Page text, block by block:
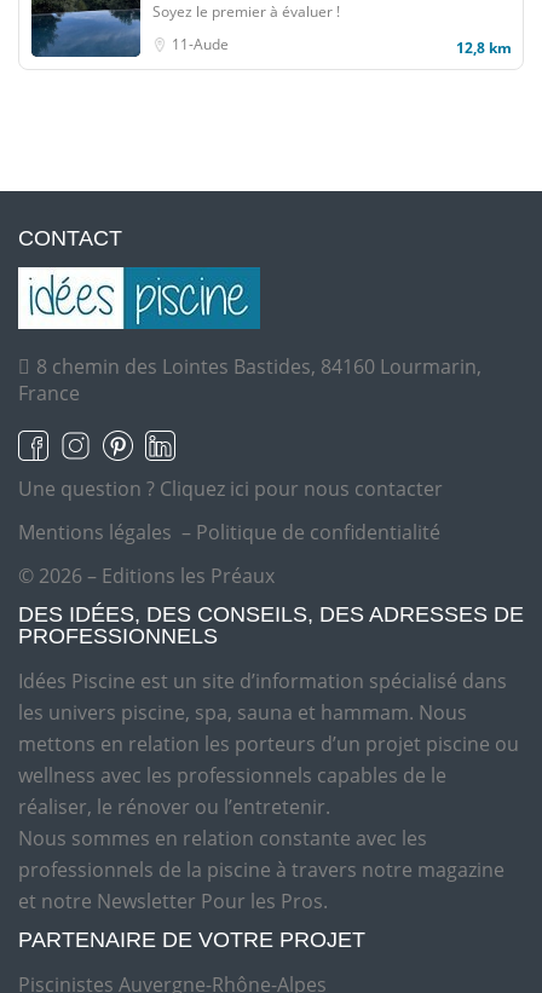
Soyez le premier à évaluer !
11-Aude
12,8 km
CONTACT
8 chemin des Lointes Bastides, 84160 Lourmarin,
France
Une question ? Cliquez ici pour nous contacter
Mentions légales – Politique de confidentialité
© 2026 – Editions les Préaux
DES IDÉES, DES CONSEILS, DES ADRESSES DE
PROFESSIONNELS
Idées Piscine est un site d’information spécialisé dans
les univers piscine, spa, sauna et hammam. Nous
mettons en relation les porteurs d’un projet piscine ou
wellness avec les professionnels capables de le
réaliser, le rénover ou l’entretenir.
Nous sommes en relation constante avec les
professionnels de la piscine à travers notre magazine
et notre Newsletter Pour les Pros.
PARTENAIRE DE VOTRE PROJET
Piscinistes Auvergne-Rhône-Alpes